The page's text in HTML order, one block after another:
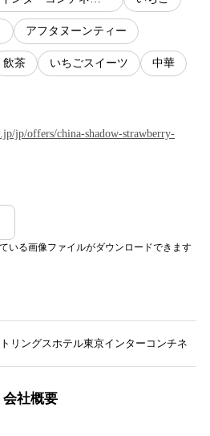
アフタヌーンティー
飲茶 いちごスイーツ 中華
jp/offers/china-shadow-strawberry-
いる画像ファイルがダウンロードできます
リングスホテル東京インターコンチネン
会社概要